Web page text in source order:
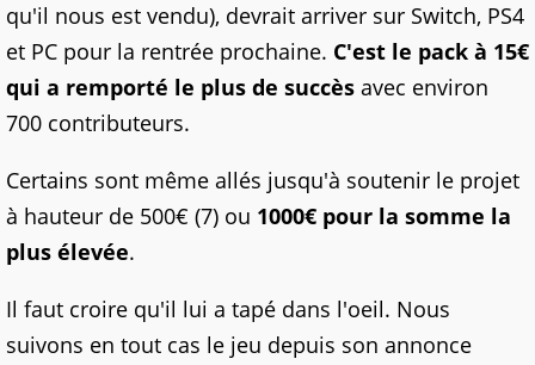
qu'il nous est vendu), devrait arriver sur Switch, PS4
et PC pour la rentrée prochaine. C'est le pack à 15€
qui a remporté le plus de succès avec environ
700 contributeurs.
Certains sont même allés jusqu'à soutenir le projet
à hauteur de 500€ (7) ou 1000€ pour la somme la
plus élevée.
Il faut croire qu'il lui a tapé dans l'oeil. Nous
suivons en tout cas le jeu depuis son annonce